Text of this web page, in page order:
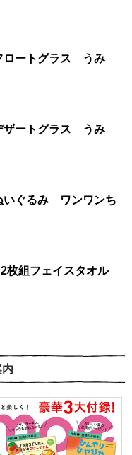
ネコぐんだん フロートグラス うみ
ネコぐんだん デザートグラス うみ
いぐるみ ワンワンち
枚組フェイスタオル